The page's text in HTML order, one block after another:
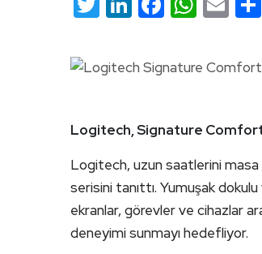
Logitech, Signature Comfort
Logitech, uzun saatlerini masa
serisini tanıttı. Yumuşak
ekranlar, görevler ve cihazlar
deneyimi sunmayı hedefliyor.